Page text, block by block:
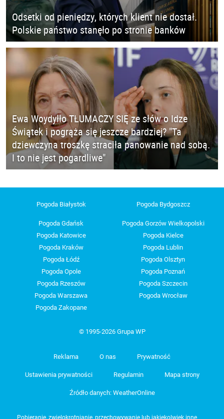
Odsetki od pieniędzy, których klient nie dostał.
Polskie państwo stanęło po stronie banków
Ewa Woydyłło TŁUMACZY SIĘ ze słów o Idze
Świątek i pogrąża się jeszcze bardziej? "Ta
dziewczyna troszkę straciła panowanie nad sobą.
I to nie jest pogardliwe"
Pogoda Białystok Pogoda Bydgoszcz
Pogoda Gdańsk
Pogoda Gorzów Wielkopolski
Pogoda Katowice
Pogoda Kielce
Pogoda Kraków
Pogoda Lublin
Pogoda Łódź
Pogoda Olsztyn
Pogoda Opole
Pogoda Poznań
Pogoda Rzeszów
Pogoda Szczecin
Pogoda Warszawa
Pogoda Wrocław
Pogoda Zakopane
© 1995-2026 Grupa WP
Reklama O nas Prywatność
Ustawienia prywatności Regulamin Mapa strony
Źródło danych: WeatherOnline
Pobieranie, zwielokrotnianie, przechowywanie lub jakiekolwiek inne